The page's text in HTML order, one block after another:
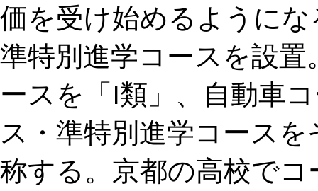
価を受け始めるようにな
準特別進学コースを設置
ースを「I類」、自動車
ス・準特別進学コース
称する。京都の高校で